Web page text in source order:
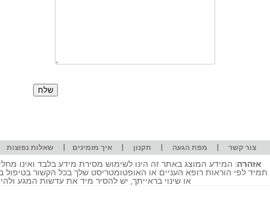
צור קשר | מפת הגעה | תקנון |איך מזמינים | שאלות נפוצות
אזהרה: המידע המוצג באתר זה הינו לשימוש מסירת מידע בלבד ואינו
תמיד לפי הוראות רופא העניים או האופטומטריסט שלך בכל הקשור
או שינוי בראייתך, יש להסיר מיד את עדשות המגע